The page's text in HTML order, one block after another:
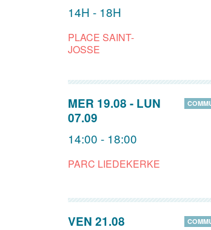
14H - 18H
PLACE SAINT-
JOSSE
MER 19.08 - LUN
07.09
14:00 - 18:00
PARC LIEDEKERKE
VEN 21.08